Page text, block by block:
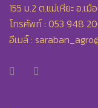
155 ม.2 ต.แม่เหียะ อ.เ
โทรศัพท์ : 053 948
อีเมล์ :